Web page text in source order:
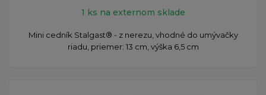
1 ks na externom sklade
Mini cedník Stalgast® - z nerezu, vhodné do umývačky
riadu, priemer: 13 cm, výška 6,5 cm